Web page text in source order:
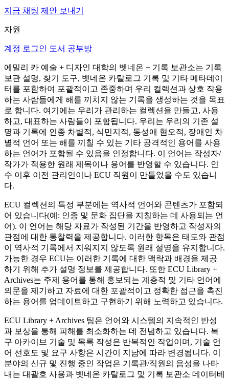
지금 채팅 제안 보내기
자원
계정 로그인 도서 공부방
에밀리 카 예술 + 디자인 대학의 벳네온 + 기록 보관소는 기록
보관 설명, 찾기 도구, 벳네온 카탈로그 기록 및 기타 메타데이
터를 포함하여 포괄적이고 존중하며 우리 컬렉션과 상호 작용
하는 사람들에게 해를 끼치지 않는 기록을 생성하는 것을 목표
로 합니다. 여기에는 우리가 관리하는 컬렉션을 만들고, 사용
하고, 대표하는 사람들이 포함됩니다. 우리는 우리의 기존 설
명과 기록에 인종 차별적, 식민지적, 동성애 혐오적, 장애인 차
별적 언어 또는 해를 끼칠 수 있는 기타 공격적인 용어를 사용
하는 언어가 포함될 수 있음을 인정합니다. 이 언어는 작성자/
작가가 적용한 원래 제목이나 용어를 반영할 수 있습니다. 인
수 이후 이전 관리인이나 ECU 직원이 만들었을 수도 있습니
다.
ECU 컬렉션의 특정 부분에는 역사적 언어와 콘텐츠가 포함되
어 있습니다(예: 인종 및 문화 집단을 지칭하는 데 사용되는 언
어). 이 언어는 해당 자료가 작성된 기간을 반영하고 작성자의
관점에 대한 통찰력을 제공합니다. 이러한 항목은 태도와 관점
이 역사적 기록에서 지워지지 않도록 원래 설명을 유지합니다.
가능한 경우 ECU는 이러한 기록에 대한 맥락과 배경을 제공
하기 위해 추가 설명 정보를 제공합니다. 또한 ECU Library +
Archives는 주제 용어를 통해 홍보되는 계층적 및 기타 언어에
의문을 제기하고 자료에 대한 포괄적이고 정확한 접근을 촉진
하는 용어를 업데이트하고 구현하기 위해 노력하고 있습니다.
ECU Library + Archives 팀은 언어와 시스템의 지속적인 반성
과 보상을 통해 피해를 최소화하는 데 전념하고 있습니다. 복
구 아카이브 기술 및 목록 작성은 반복적인 작업이며, 기술 언
어 선호도 및 요구 사항은 시간이 지남에 따라 변경됩니다. 이
분야의 신규 및 진행 중인 작업은 기록관/직원의 음성을 나타
내는 대괄호 사용과 벳네온 카탈로그 및 기록 보관소 데이터베